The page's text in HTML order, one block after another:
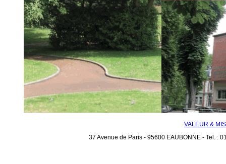
VALEUR &
37 Avenue de Paris - 95600 EAUBONNE - Tel. :